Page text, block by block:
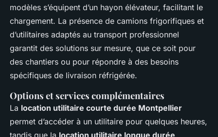
modèles s’équipent d’un hayon élévateur, facilitant le
chargement. La présence de camions frigorifiques et
d’utilitaires adaptés au transport professionnel
garantit des solutions sur mesure, que ce soit pour
des chantiers ou pour répondre à des besoins
spécifiques de livraison réfrigérée.
Options et services complémentaires
La location utilitaire courte durée Montpellier
permet d’accéder à un utilitaire pour quelques heures,